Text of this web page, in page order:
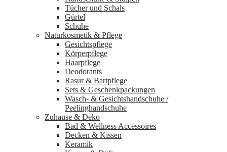
Tücher und Schals
Gürtel
Schuhe
Naturkosmetik & Pflege
Gesichtspflege
Körperpflege
Haarpflege
Deodorants
Rasur & Bartpflege
Sets & Geschenkpackungen
Wasch‑ & Gesichtshandschuhe /
Peelinghandschuhe
Zuhause & Deko
Bad & Wellness Accessoires
Decken & Kissen
Keramik